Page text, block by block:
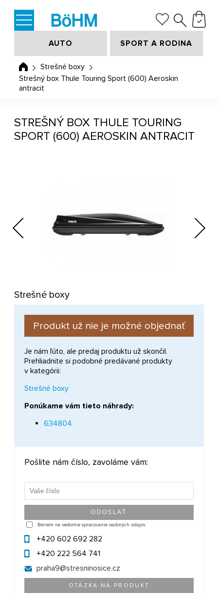
AUTO SPORT A RODINA
Strešné boxy
Strešný box Thule Touring Sport (600) Aeroskin
antracit
Previous Next
STREŠNÝ BOX THULE TOURING
SPORT (600) AEROSKIN ANTRACIT
Strešné boxy
Produkt už nie je možné objednať
Je nám ľúto, ale predaj produktu už skončil.
Prehliadnite si podobné predávané produkty
v kategórii:
Strešné boxy
Ponúkame vám tieto náhrady:
634804
Pošlite nám číslo, zavoláme vám:
Beriem na vedomie spracovanie osobných údajov.
+420 602 692 282
+420 222 564 741
praha9@stresninosice.cz
OTÁZKA NA PRODUKT